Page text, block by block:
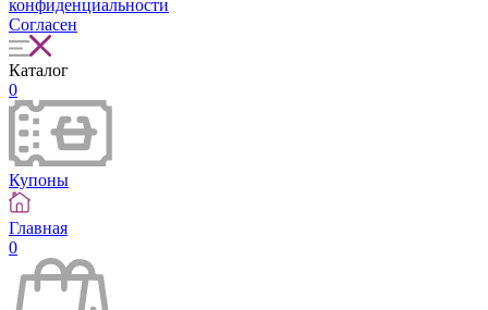
конфиденциальности
Согласен
Каталог
0
Купоны
Главная
0